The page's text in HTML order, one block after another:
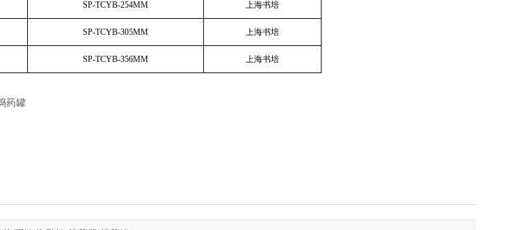
SP-TCYB-254MM 上海书培
SP-TCYB-305MM 上海书培
SP-TCYB-356MM 上海书培